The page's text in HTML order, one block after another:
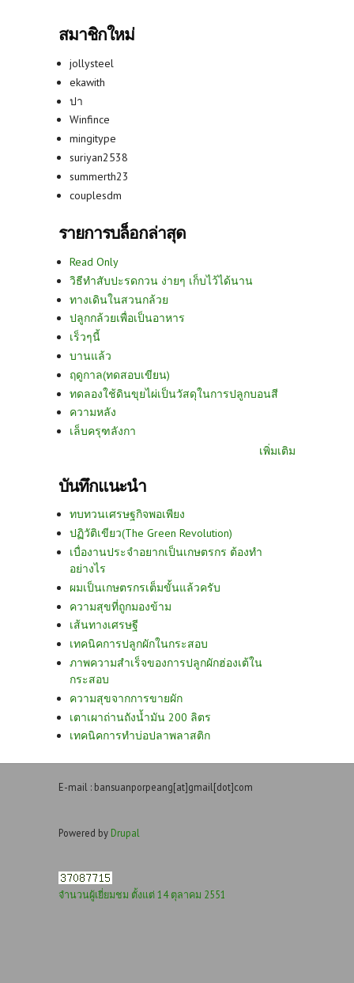
สมาชิกใหม่
jollysteel
ekawith
ปา
Winfince
mingitype
suriyan2538
summerth23
couplesdm
รายการบล็อกล่าสุด
Read Only
วิธีทำสับปะรดกวน ง่ายๆ เก็บไว้ได้นาน
ทางเดินในสวนกล้วย
ปลูกกล้วยเพื่อเป็นอาหาร
เร็วๆนี้
บานแล้ว
ฤดูกาล(ทดสอบเขียน)
ทดลองใช้ดินขุยไผ่เป็นวัสดุในการปลูกบอนสี
ความหลัง
เล็บครุฑลังกา
เพิ่มเติม
บันทึกแนะนำ
ทบทวนเศรษฐกิจพอเพียง
ปฏิวัติเขียว(The Green Revolution)
เบื่องานประจำอยากเป็นเกษตรกร ต้องทำ
อย่างไร
ผมเป็นเกษตรกรเต็มขั้นแล้วครับ
ความสุขที่ถูกมองข้าม
เส้นทางเศรษฐี
เทคนิคการปลูกผักในกระสอบ
ภาพความสำเร็จของการปลูกผักฮ่องเต้ใน
กระสอบ
ความสุขจากการขายผัก
เตาเผาถ่านถังน้ำมัน 200 ลิตร
เทคนิคการทำบ่อปลาพลาสติก
E-mail : bansuanporpeang[at]gmail[dot]com
Powered by Drupal
จำนวนผู้เยี่ยมชม ตั้งแต่ 14 ตุลาคม 2551